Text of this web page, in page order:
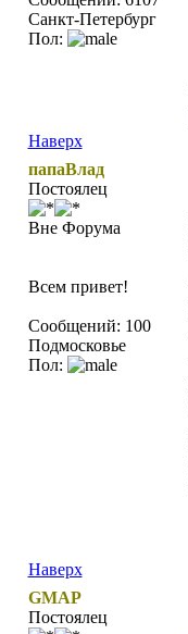
Санкт-Петербург
Пол:
Наверх
папаВлад
Постоялец
Вне Форума
Всем привет!
Сообщений: 100
Подмосковье
Пол:
Наверх
GMAP
Постоялец